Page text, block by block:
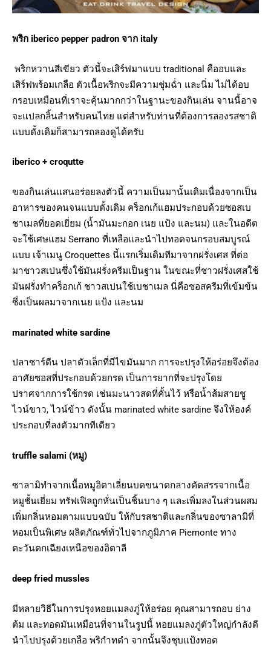
พริก iberico pepper padron จาก italy
พริกหวานสีเขียว ตัวนี้จะเสิร์ฟมาแบบ traditional คืออบและ
เสิร์ฟพร้อมเกลือ ตัวเนื้อพริกจะมีความชุ่มฉ่ำ และนิ่ม ไม่ได้อบ
กรอบเหมือนที่เราจะคุ้นมากกว่าในฐานะของกินเล่น จานนี้อาจ
จะแปลกลิ้นสำหรับคนไทย แต่สำหรับท่านที่ต้องการลองรสชาติ
แบบดั้งเดิมก็สามารถลองดูได้ครับ
iberico + croqutte
ของกินเล่นแสนอร่อยลงตัวนี้ ความเป็นมานั้นเดิมเนื่องจากเป็น
อาหารของคนจนแบบดั้งเดิม คร็อกเก้แฮมประกอบด้วยซอสเบ
ชาเมลที่ยอดเยี่ยม (น้ำมันมะกอก เนย แป้ง และนม) และในอดีต
จะใช้เศษแฮม Serrano ที่เหลือและนำไปทอดจนกรอบสมบูรณ์
แบบ เจ้าเมนู Croquettes นี้แรกเริ่มเดิมทีมาจากฝรั่งเศส ที่ต่อ
มาชาวสเปนซึ่งใช้มันฝรั่งครีมเป็นฐาน ในขณะที่ชาวฝรั่งเศสใช้
มันฝรั่งทำคร็อกเก้ ชาวสเปนใช้เบชาเมล นี่คือซอสครีมที่เข้มข้น
ซึ่งเป็นผลมาจากเนย แป้ง และนม
marinated white sardine
ปลาซาร์ดีน ปลาตัวเล็กที่มีไขมันมาก การจะปรุงให้อร่อยจึงต้อง
อาศัยซอสที่ประกอบด้วยกรด เป็นการยากที่จะปรุงโดย
ปราศจากการใช้กรด เช่นมะนาวสดที่คั้นไว้ หรือน้ำส้มสายชู
ไวน์ขาว, ไวน์ข้าว ดังนั้น marinated white sardine จึงให้องค์
ประกอบที่ลงตัวมากทีเดียว
truffle salami (หมู)
ซาลามิทำจากเนื้อหมูอิตาเลี่ยนบดขนาดกลางคัดสรรจากเนื้อ
หมูชั้นเยี่ยม ทรัฟเฟิลถูกหั่นเป็นชิ้นบาง ๆ และเพิ่มลงในส่วนผสม
เพิ่มกลิ่นหอมตามแบบฉบับ ให้กับรสชาติและกลิ่นของซาลามิที่
หอมเป็นพิเศษ ผลิตภัณฑ์ทั่วไปจากภูมิภาค Piemonte ทาง
ตะวันตกเฉียงเหนือของอิตาลี
deep fried mussles
มีหลายวิธีในการปรุงหอยแมลงภู่ให้อร่อย คุณสามารถอบ ย่าง
ต้ม และทอดมันเหมือนที่จานในรูปนี้ หอยแมลงภู่ตัวใหญ่กำลังดี
นำไปปรุงด้วยเกลือ พริกำทดำ จากนั้นจึงชุบแป้งทอด